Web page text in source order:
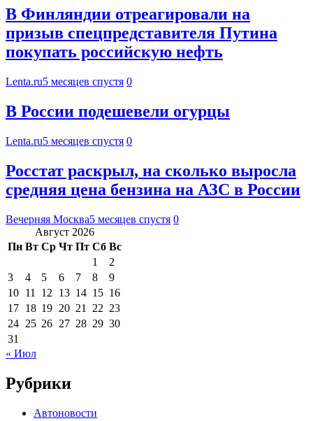
В Финляндии отреагировали на
призыв спецпредставителя Путина
покупать российскую нефть
Lenta.ru5 месяцев спустя 0
В России подешевели огурцы
Lenta.ru5 месяцев спустя 0
Росстат раскрыл, на сколько выросла
средняя цена бензина на АЗС в России
Вечерняя Москва5 месяцев спустя 0
Август 2026
Пн Вт Ср Чт Пт Сб Вс
1
2
3
4 5 6 7 8
9
10 11 12 13 14 15 16
17 18 19 20 21 22 23
24 25 26 27 28 29 30
31
« Июл
Рубрики
Автоновости